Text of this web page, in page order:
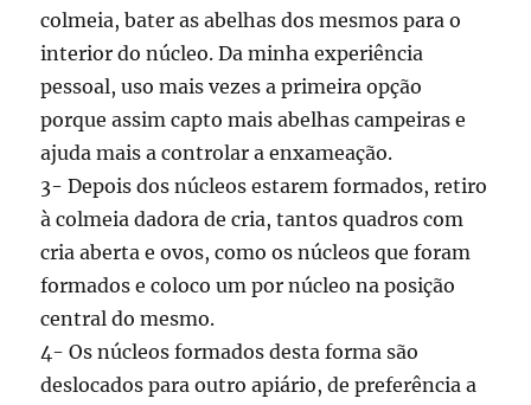
colmeia, bater as abelhas dos mesmos para o
interior do núcleo. Da minha experiência
pessoal, uso mais vezes a primeira opção
porque assim capto mais abelhas campeiras e
ajuda mais a controlar a enxameação.
3- Depois dos núcleos estarem formados, retiro
à colmeia dadora de cria, tantos quadros com
cria aberta e ovos, como os núcleos que foram
formados e coloco um por núcleo na posição
central do mesmo.
4- Os núcleos formados desta forma são
deslocados para outro apiário, de preferência a